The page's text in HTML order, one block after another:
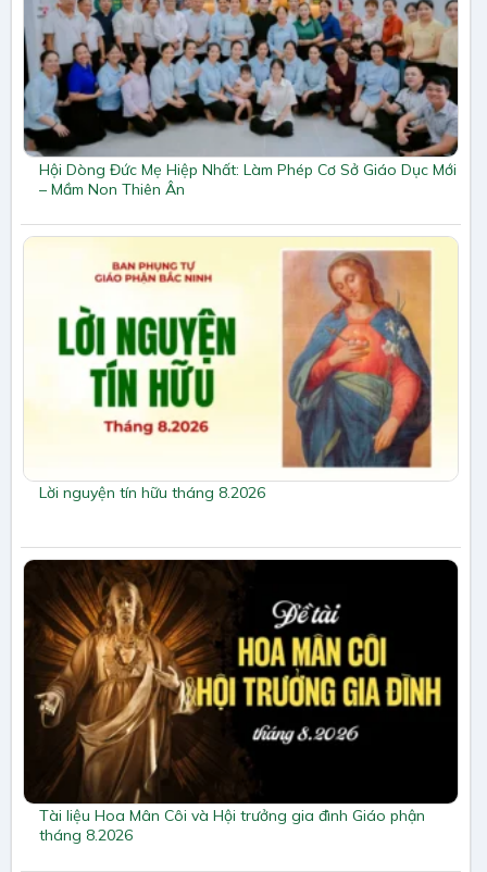
Hội Dòng Đức Mẹ Hiệp Nhất: Làm Phép Cơ Sở Giáo Dục Mới
– Mầm Non Thiên Ân
Lời nguyện tín hữu tháng 8.2026
Tài liệu Hoa Mân Côi và Hội trưởng gia đình Giáo phận
tháng 8.2026